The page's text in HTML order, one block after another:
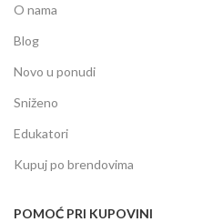
O nama
Blog
Novo u ponudi
Sniženo
Edukatori
Kupuj po brendovima
POMOĆ PRI KUPOVINI